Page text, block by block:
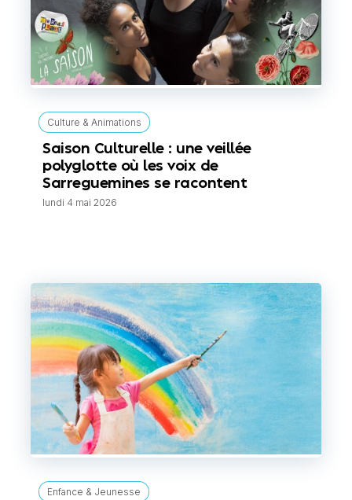
Culture & Animations
Saison Culturelle : une veillée
polyglotte où les voix de
Sarreguemines se racontent
lundi 4 mai 2026
Enfance & Jeunesse